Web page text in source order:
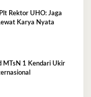
Rektor UHO: Jaga
Karya Nyata
MTsN 1 Kendari Ukir